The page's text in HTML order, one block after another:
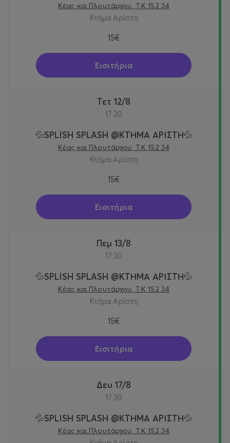
Κέας και Πλουτάρχου, Τ.Κ 152 34
Κτήμα Αρίστη
15€
Εισιτήρια
Τετ 12/8
17:30
💦SPLISH SPLASH @KTΗΜΑ ΑΡΙΣΤΗ💦
Κέας και Πλουτάρχου, Τ.Κ 152 34
Κτήμα Αρίστη
15€
Εισιτήρια
Πεμ 13/8
17:30
💦SPLISH SPLASH @KTΗΜΑ ΑΡΙΣΤΗ💦
Κέας και Πλουτάρχου, Τ.Κ 152 34
Κτήμα Αρίστη
15€
Εισιτήρια
Δευ 17/8
17:30
💦SPLISH SPLASH @KTΗΜΑ ΑΡΙΣΤΗ💦
Κέας και Πλουτάρχου, Τ.Κ 152 34